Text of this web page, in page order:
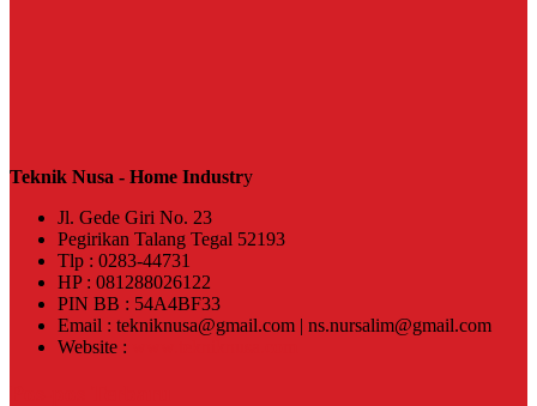
Teknik Nusa - Home Industry
Jl. Gede Giri No. 23
Pegirikan Talang Tegal 52193
Tlp : 0283-44731
HP : 081288026122
PIN BB : 54A4BF33
Email : tekniknusa@gmail.com | ns.nursalim@gmail.com
Website :